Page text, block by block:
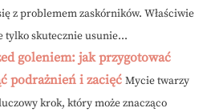
z problemem zaskórników. Właściwie
skutecznie usunie...
goleniem: jak przygotować
podrażnień i zacięć Mycie twarzy
krok, który może znacząco